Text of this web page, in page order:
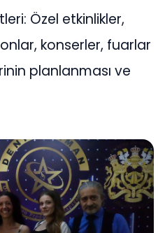
Özel etkinlikler,
konserler, fuarlar
planlanması ve